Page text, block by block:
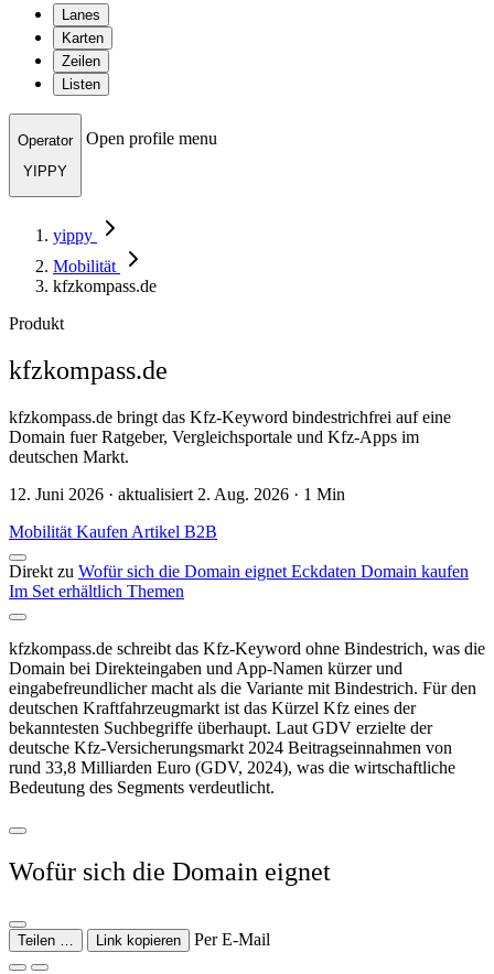
Lanes
Karten
Zeilen
Listen
Operator
YIPPY
Open profile menu
yippy
Mobilität
kfzkompass.de
Produkt
kfzkompass.de
kfzkompass.de bringt das Kfz-Keyword bindestrichfrei auf eine
Domain fuer Ratgeber, Vergleichsportale und Kfz-Apps im
deutschen Markt.
12. Juni 2026 · aktualisiert 2. Aug. 2026 · 1 Min
Mobilität Kaufen Artikel B2B
Direkt zu Wofür sich die Domain eignet Eckdaten Domain kaufen
Im Set erhältlich Themen
kfzkompass.de schreibt das Kfz-Keyword ohne Bindestrich, was die
Domain bei Direkteingaben und App-Namen kürzer und
eingabefreundlicher macht als die Variante mit Bindestrich. Für den
deutschen Kraftfahrzeugmarkt ist das Kürzel Kfz eines der
bekanntesten Suchbegriffe überhaupt. Laut GDV erzielte der
deutsche Kfz-Versicherungsmarkt 2024 Beitragseinnahmen von
rund 33,8 Milliarden Euro (GDV, 2024), was die wirtschaftliche
Bedeutung des Segments verdeutlicht.
Wofür sich die Domain eignet
Teilen … Link kopieren Per E-Mail